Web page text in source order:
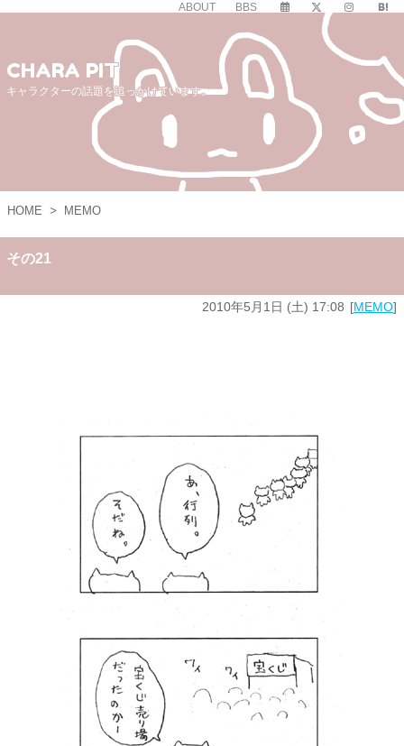
ABOUT BBS
CHARA PIT
キャラクターの話題を追っかけています。
HOME > MEMO
その21
2010年5月1日 (土) 17:08 MEMO